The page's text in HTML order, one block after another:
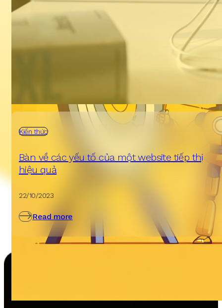
Kiến thức
Bàn về các yếu tố của một website tiếp thị
hiệu quả
22/10/2023
Read more